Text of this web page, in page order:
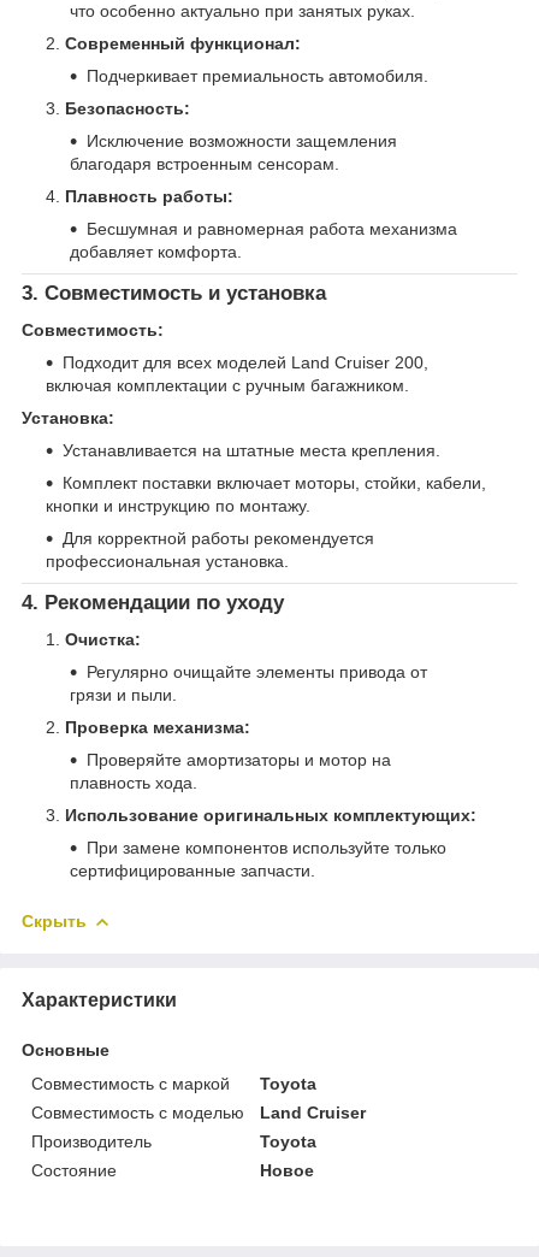
что особенно актуально при занятых руках.
Современный функционал:
Подчеркивает премиальность автомобиля.
Безопасность:
Исключение возможности защемления
благодаря встроенным сенсорам.
Плавность работы:
Бесшумная и равномерная работа механизма
добавляет комфорта.
3. Совместимость и установка
Совместимость:
Подходит для всех моделей Land Cruiser 200,
включая комплектации с ручным багажником.
Установка:
Устанавливается на штатные места крепления.
Комплект поставки включает моторы, стойки, кабели,
кнопки и инструкцию по монтажу.
Для корректной работы рекомендуется
профессиональная установка.
4. Рекомендации по уходу
Очистка:
Регулярно очищайте элементы привода от
грязи и пыли.
Проверка механизма:
Проверяйте амортизаторы и мотор на
плавность хода.
Использование оригинальных комплектующих:
При замене компонентов используйте только
сертифицированные запчасти.
Скрыть
Характеристики
Основные
Совместимость с маркой
Toyota
Совместимость с моделью
Land Cruiser
Производитель
Toyota
Состояние
Новое